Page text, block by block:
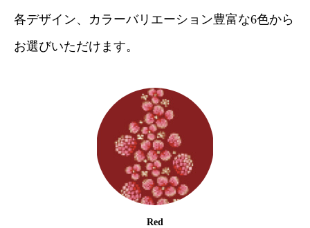
各デザイン、カラーバリエーション豊富な6色から
お選びいただけます。
Red